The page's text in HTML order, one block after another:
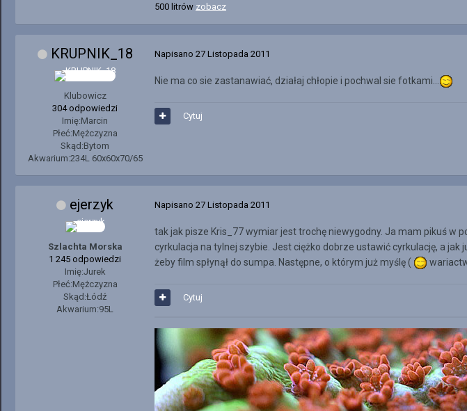
500 litrów zobacz
KRUPNIK_18
Klubowicz
304 odpowiedzi
Imię:Marcin
Płeć:Mężczyzna
Skąd:Bytom
Akwarium:234L 60x60x70/65
Napisano 27 Listopada 2011
Nie ma co sie zastanawiać, działaj chłopie i pochwal sie fotkami...
Cytuj
ejerzyk
Szlachta Morska
1 245 odpowiedzi
Imię:Jurek
Płeć:Mężczyzna
Skąd:Łódź
Akwarium:95L
Napisano 27 Listopada 2011
tak jak pisze Kris_77 wymiar jest trochę niewygodny. Ja mam pikuś w
cyrkulacja na tylnej szybie. Jest ciężko dobrze ustawić cyrkulację, a jak
żeby film spłynął do sumpa. Następne, o którym już myślę (
Cytuj